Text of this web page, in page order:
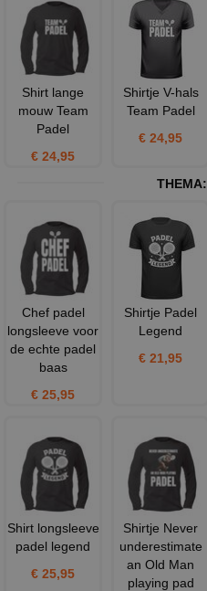
Shirt lange
mouw Team
Padel
€ 24,95
Shirtje V-hals
Team Padel
€ 24,95
THEMA:
Chef padel
longsleeve voor
de echte padel
baas
€ 25,95
Shirtje Padel
Legend
€ 21,95
Shirt longsleeve
padel legend
€ 25,95
Shirtje Never
underestimate
an Old Man
playing pad